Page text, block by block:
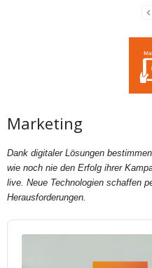
Marketing
Dank digitaler Lösungen
wie noch nie den Erfolg ihrer
live. Neue Technologien schaffen
Herausforderungen.
Audio
Player